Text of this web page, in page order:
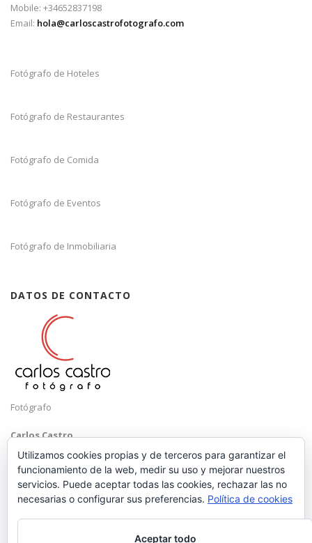
Mobile: +34652837198
Email: hola@carloscastrofotografo.com
Fotógrafo de Hoteles
Fotógrafo de Restaurantes
Fotógrafo de Comida
Fotógrafo de Eventos
Fotógrafo de Inmobiliaria
DATOS DE CONTACTO
Fotógrafo
Carlos Castro
Málaga
Mobile: +34 652 83 71 98
hola@carloscastrofotografo.com
Utilizamos cookies propias y de terceros para garantizar el
funcionamiento de la web, medir su uso y mejorar nuestros
servicios. Puede aceptar todas las cookies, rechazar las no
necesarias o configurar sus preferencias. Política de cookies
Aceptar todo